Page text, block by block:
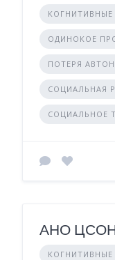
ОДИНОКОЕ
ПОТЕРЯ
СОЦИАЛЬНАЯ
СОЦИАЛЬНОЕ
АНО ЦСОН